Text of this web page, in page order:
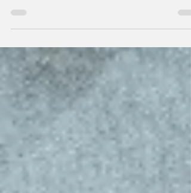
まれてから親または親の代わりをする人に 無条件
しゃる方がいます。 親に怒鳴られたり時には叩か
れたり両親の喧嘩をよく見ていたり これは、普通
の事とか自分を愛しているからだから 虐待ではな
いと思い込んでおられます。 また、もっとひどい
目にあっている人がいるから 私は大したことない
と言われます。 確かにテレビドラマのような方は
多くいらっしゃいます。 でも、自分にとってつら
い環境ならそれは虐待です。 親はそんなつもりは
全くなかったという事もあります。 それでも辛か
ったのです。 その為に抱えた 見捨てられ不安 を
のままにしていると 様々な依存症になったり、心
身の病気になったりします。 日々の行動は 見捨